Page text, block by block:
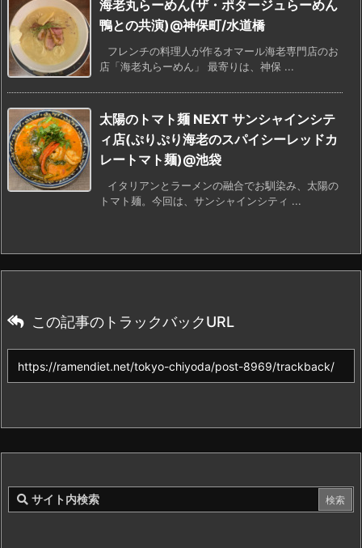
海老丸らーめん(ザ・ポタージュらーめん
鴨との共演)@神保町/水道橋
フレンチの料理人が作るオマール海老専門店のお
店「海老丸らーめん」 最寄りは、神保 ...
太陽のトマト麺 NEXT サンシャインシテ
ィ店(ぷりぷり海老のスパイシーレッドカ
レートマト麺)@池袋
イタリアンとラーメンの融合でお馴染み、太陽の
トマト麺。今回は、サンシャインシティ ...
この記事のトラックバックURL